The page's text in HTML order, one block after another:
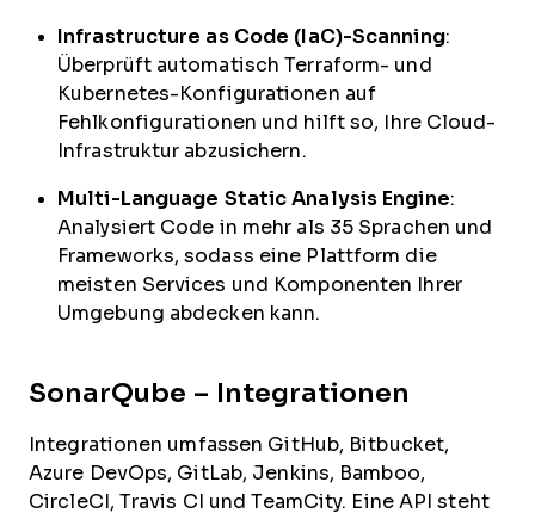
Infrastructure as Code (IaC)-Scanning:
Überprüft automatisch Terraform- und
Kubernetes-Konfigurationen auf
Fehlkonfigurationen und hilft so, Ihre Cloud-
Infrastruktur abzusichern.
Multi-Language Static Analysis Engine:
Analysiert Code in mehr als 35 Sprachen und
Frameworks, sodass eine Plattform die
meisten Services und Komponenten Ihrer
Umgebung abdecken kann.
SonarQube – Integrationen
Integrationen umfassen GitHub, Bitbucket,
Azure DevOps, GitLab, Jenkins, Bamboo,
CircleCI, Travis CI und TeamCity. Eine API steht